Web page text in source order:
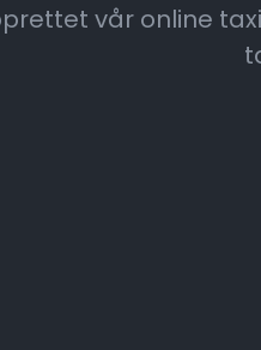
vår online